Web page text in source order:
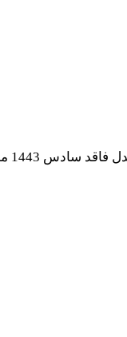
وتشمل هذه الخطوات: